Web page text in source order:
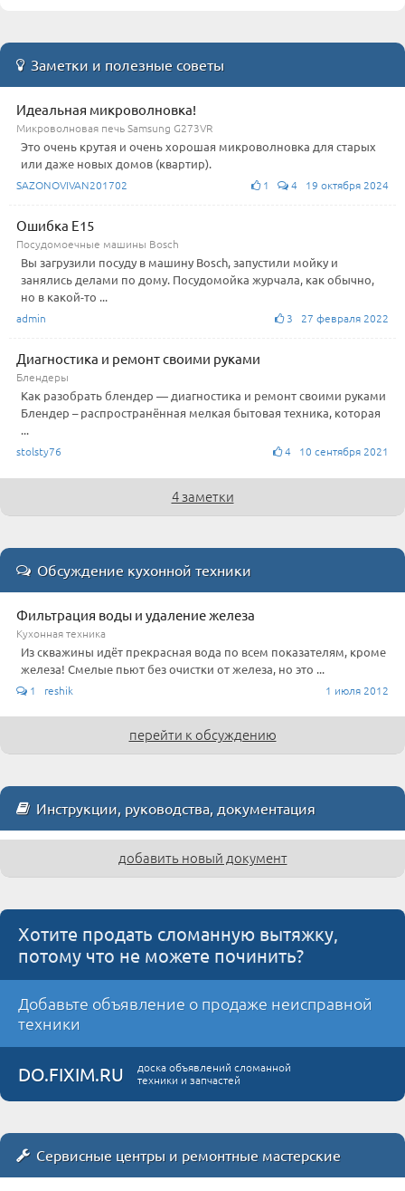
Заметки и полезные советы
Идеальная микроволновка!
Микроволновая печь Samsung G273VR
Это очень крутая и очень хорошая микроволновка для старых
или даже новых домов (квартир).
SAZONOVIVAN201702 1 4 19 октября 2024
Ошибка E15
Посудомоечные машины Bosch
Вы загрузили посуду в машину Bosch, запустили мойку и
занялись делами по дому. Посудомойка журчала, как обычно,
но в какой-то ...
admin 3 27 февраля 2022
Диагностика и ремонт своими руками
Блендеры
Как разобрать блендер — диагностика и ремонт своими руками
Блендер – распространённая мелкая бытовая техника, которая
...
stolsty76 4 10 сентября 2021
4 заметки
Обсуждение кухонной техники
Фильтрация воды и удаление железа
Кухонная техника
Из скважины идёт прекрасная вода по всем показателям, кроме
железа! Смелые пьют без очистки от железа, но это ...
1 reshik 1 июля 2012
перейти к обсуждению
Инструкции, руководства, документация
добавить новый документ
Хотите продать сломанную вытяжку,
потому что не можете починить?
Добавьте объявление о продаже неисправной
техники
DO.FIXIM.RU
доска объявлений сломанной
техники и запчастей
Сервисные центры и ремонтные мастерские